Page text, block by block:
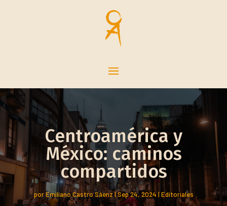
Centroamérica y
México: caminos
compartidos
porEmiliano Castro Sáenz|Sep 24, 2024|Editoriales